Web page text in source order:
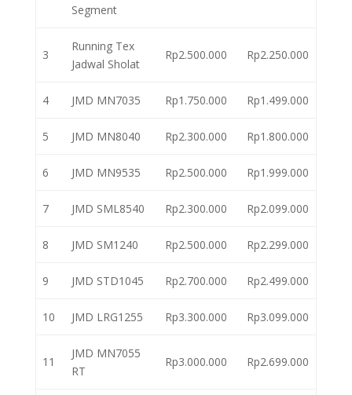
Segment
3
Running Tex
Jadwal Sholat
Rp2.500.000 Rp2.250.000
4 JMD MN7035 Rp1.750.000 Rp1.499.000
5 JMD MN8040 Rp2.300.000 Rp1.800.000
6 JMD MN9535 Rp2.500.000 Rp1.999.000
7 JMD SML8540 Rp2.300.000 Rp2.099.000
8 JMD SM1240 Rp2.500.000 Rp2.299.000
9 JMD STD1045 Rp2.700.000 Rp2.499.000
10 JMD LRG1255 Rp3.300.000 Rp3.099.000
11
JMD MN7055
RT
Rp3.000.000 Rp2.699.000